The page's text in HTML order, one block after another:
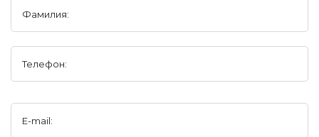
Фамилия:
Телефон:
E-mail: